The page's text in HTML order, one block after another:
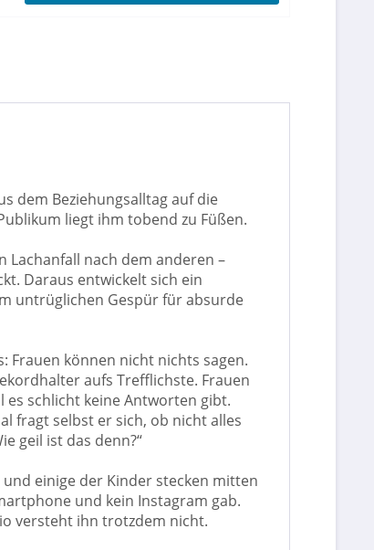
dem Beziehungsalltag auf die
liegt ihm tobend zu Füßen.
Lachanfall nach dem anderen –
Daraus entwickelt sich ein
untrüglichen Gespür für absurde
Frauen können nicht nichts sagen.
aufs Trefflichste. Frauen
es schlicht keine Antworten gibt.
fragt selbst er sich, ob nicht alles
geil ist das denn?“
einige der Kinder stecken mitten
und kein Instagram gab.
versteht ihn trotzdem nicht.